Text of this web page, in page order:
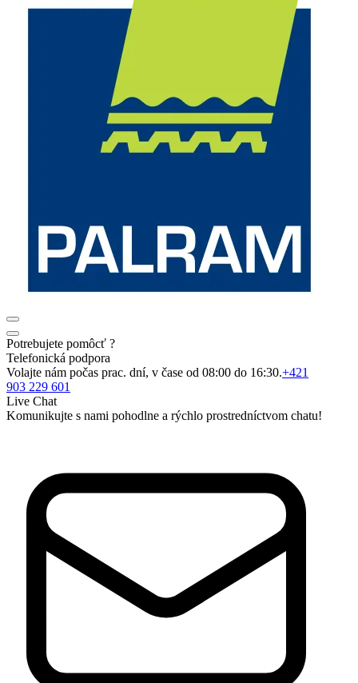
Potrebujete pomôcť ?
Telefonická podpora
Volajte nám počas prac. dní, v čase od 08:00 do 16:30.+421
903 229 601
Live Chat
Komunikujte s nami pohodlne a rýchlo prostredníctvom chatu!